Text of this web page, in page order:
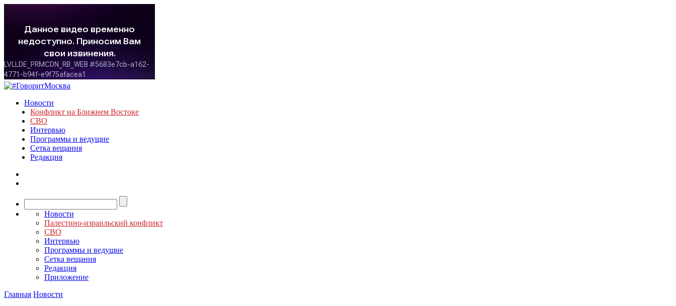
Новости
Конфликт на Ближнем Востоке
СВО
Интервью
Программы и ведущие
Сетка вещания
Редакция
Новости
Палестино-израильский конфликт
СВО
Интервью
Программы и ведущие
Сетка вещания
Редакция
Приложение
Главная Новости